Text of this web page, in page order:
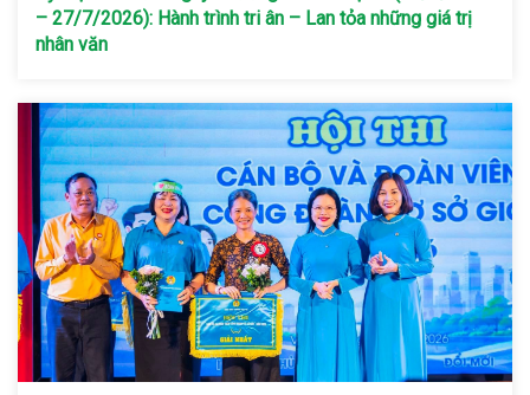
– 27/7/2026): Hành trình tri ân – Lan tỏa những giá trị
nhân văn